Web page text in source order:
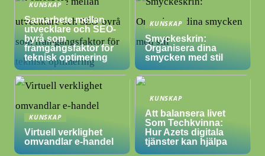
KUNSKAP
Samarbete mellan
utvecklare och SEO-
byrå som
framgångsfaktor för
teknisk optimering
KUNSKAP
Smyckeskrin:
Organisera dina
smycken med stil
KUNSKAP
Virtuell verklighet
omvandlar e-handel
KUNSKAP
Att balansera livet
Som Techkvinna:
Hur Azets digitala
tjänster kan hjälpa